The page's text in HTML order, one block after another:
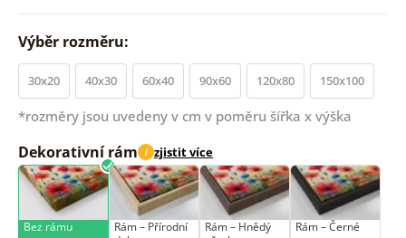
Výběr rozměru:
30x20 40x30 60x40 90x60 120x80 150x100
*rozměry jsou uvedeny v cm v poměru šířka x výška
Dekorativní rám i zjistit více
Bez rámu
Rám –⁠⁠⁠⁠⁠⁠ Přírodní
Rám –⁠⁠⁠⁠⁠⁠ Hnědý
Rám –⁠⁠⁠⁠⁠⁠ Černé